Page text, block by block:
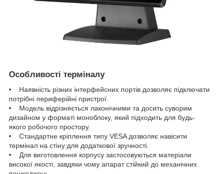
Особливості терміналу
• Наявність різних інтерфейсних портів дозволяє підключати
потрібні периферійні пристрої.
• Модель відрізняється лаконічними та досить суворим
дизайном у форматі моноблоку, який підходить для будь-
якого робочого простору.
• Стандартне кріплення типу VESA дозволяє навісити
термінал на стіну для додаткової зручності.
• Для виготовлення корпусу застосовуються матеріали
високої якості, завдяки чому апарат стійкий до механічних